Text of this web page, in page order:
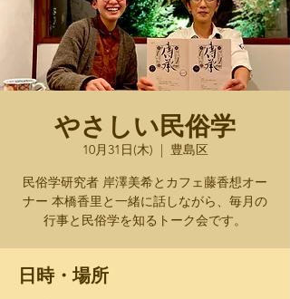
やさしい民俗学
10月31日(木)
  |
豊島区
民俗学研究者 岸澤美希とカフェ藤香想オー
ナー 本橋香里と一緒に話しながら、毎月の
行事と民俗学を知るトーク会です。
日時・場所